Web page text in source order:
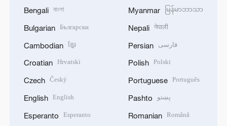
Bengali বাংলা
Bulgarian Български
Cambodian ខ្មែរ
Croatian Hrvatski
Czech Český
English English
Esperanto Esperanto
Myanmar မြန်မာဘာသာ
Nepali नेपाली
Persian فارسی
Polish Polski
Portuguese Português
Pashto پښتو
Romanian Română